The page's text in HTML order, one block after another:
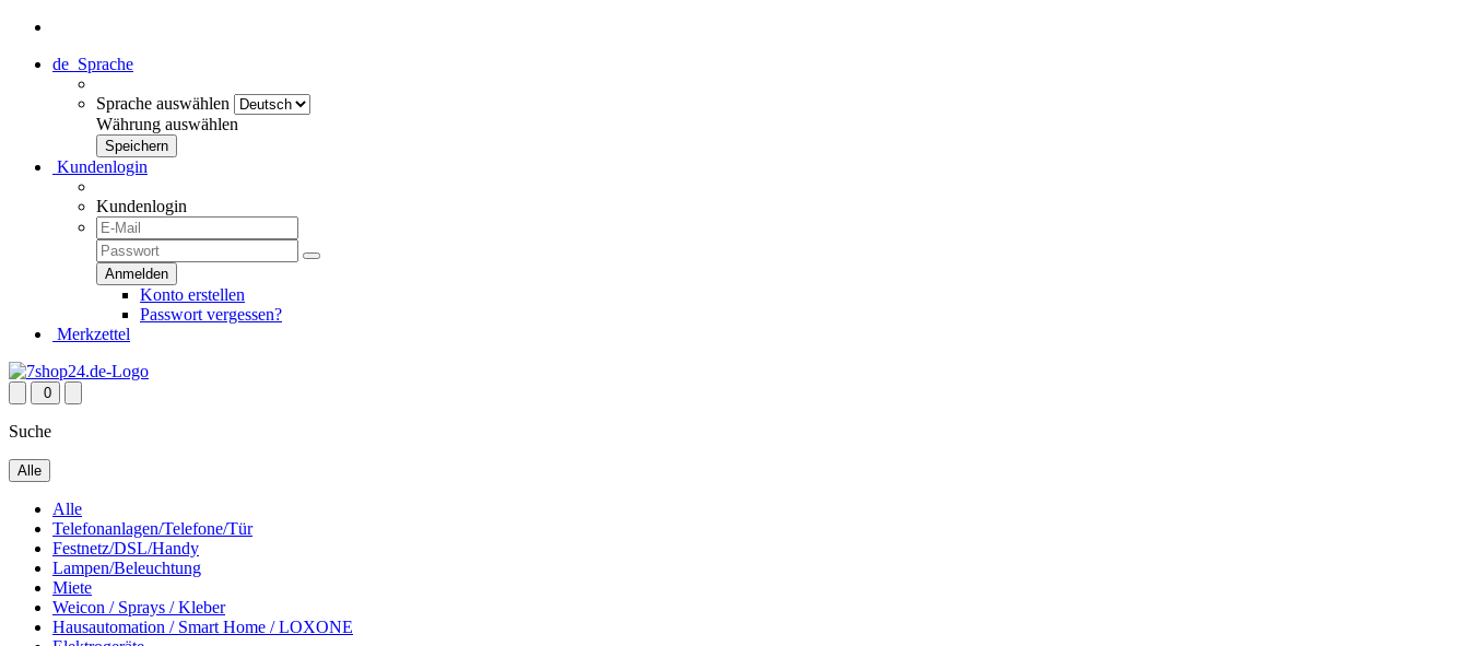
de Sprache
Sprache auswählen
Währung auswählen
Kundenlogin
Kundenlogin
Konto erstellen
Passwort vergessen?
Merkzettel
0
Suche
Alle
Alle
Telefonanlagen/Telefone/Tür
Festnetz/DSL/Handy
Lampen/Beleuchtung
Miete
Weicon / Sprays / Kleber
Hausautomation / Smart Home / LOXONE